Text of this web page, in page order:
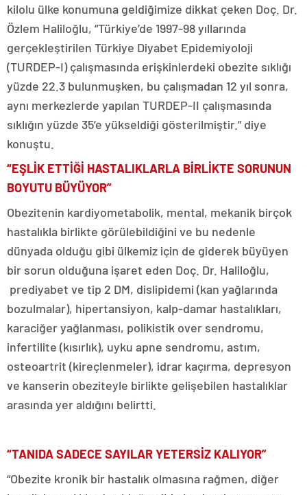
kilolu ülke konumuna geldiğimize dikkat çeken Doç. Dr.
Özlem Haliloğlu, “Türkiye’de 1997-98 yıllarında
gerçekleştirilen Türkiye Diyabet Epidemiyoloji
(TURDEP-I) çalışmasında erişkinlerdeki obezite sıklığı
yüzde 22.3 bulunmuşken, bu çalışmadan 12 yıl sonra,
aynı merkezlerde yapılan TURDEP-II çalışmasında
sıklığın yüzde 35’e yükseldiği gösterilmiştir.” diye
konuştu.
“EŞLİK ETTİĞİ HASTALIKLARLA BİRLİKTE SORUNUN
BOYUTU BÜYÜYOR”
Obezitenin kardiyometabolik, mental, mekanik birçok
hastalıkla birlikte görülebildiğini ve bu nedenle
dünyada olduğu gibi ülkemiz için de giderek büyüyen
bir sorun olduğuna işaret eden Doç. Dr. Haliloğlu,
prediyabet ve tip 2 DM, dislipidemi (kan yağlarında
bozulmalar), hipertansiyon, kalp-damar hastalıkları,
karaciğer yağlanması, polikistik over sendromu,
infertilite (kısırlık), uyku apne sendromu, astım,
osteoartrit (kireçlenmeler), idrar kaçırma, depresyon
ve kanserin obeziteyle birlikte gelişebilen hastalıklar
arasında yer aldığını belirtti.
“TANIDA SADECE SAYILAR YETERSİZ KALIYOR”
“Obezite kronik bir hastalık olmasına rağmen, diğer